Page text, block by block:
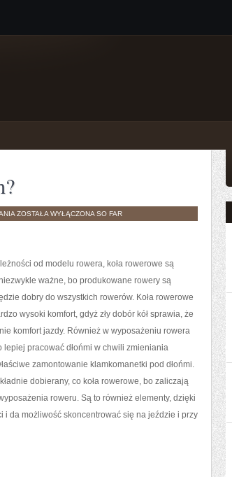
W
JAKI
ZOSTAŁA WYŁĄCZONA SO FAR
od modelu rowera, koła rowerowe są
ważne, bo produkowane rowery są
dobry do wszystkich rowerów. Koła rowerowe
wysoki komfort, gdyż zły dobór kół sprawia, że
komfort jazdy. Również w wyposażeniu rowera
pracować dłońmi w chwili zmieniania
zamontowanie klamkomanetki pod dłońmi.
dobierany, co koła rowerowe, bo zaliczają
roweru. Są to również elementy, dzięki
da możliwość skoncentrować się na jeździe i przy